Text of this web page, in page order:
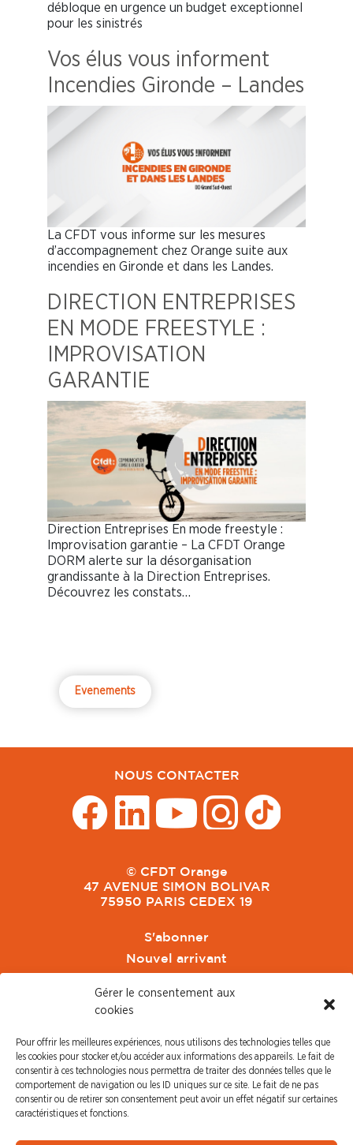
Gérer le consentement aux
cookies
Pour offrir les meilleures expériences, nous utilisons des technologies telles que
les cookies pour stocker et/ou accéder aux informations des appareils. Le fait de
consentir à ces technologies nous permettra de traiter des données telles que le
comportement de navigation ou les ID uniques sur ce site. Le fait de ne pas
consentir ou de retirer son consentement peut avoir un effet négatif sur certaines
caractéristiques et fonctions.
débloque en urgence un budget exceptionnel
pour les sinistrés
Vos élus vous informent
Incendies Gironde – Landes
La CFDT vous informe sur les mesures
d’accompagnement chez Orange suite aux
incendies en Gironde et dans les Landes.
DIRECTION ENTREPRISES
EN MODE FREESTYLE :
IMPROVISATION
GARANTIE
Direction Entreprises En mode freestyle :
Improvisation garantie – La CFDT Orange
DORM alerte sur la désorganisation
grandissante à la Direction Entreprises.
Découvrez les constats…
Evenements
NOUS CONTACTER
© CFDT Orange
47 AVENUE SIMON BOLIVAR
75950 PARIS CEDEX 19
S'abonner
Nouvel arrivant
CFDT Cadres
CFDT Retraités
L'UFFA
PRESSE